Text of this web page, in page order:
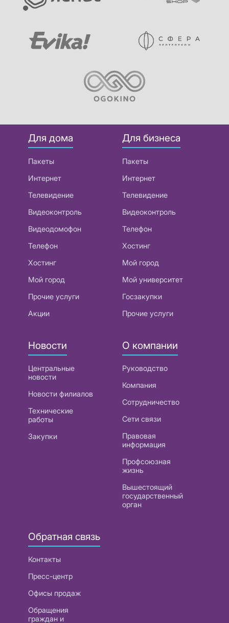
Для дома
Пакеты
Интернет
Телевидение
Видеоконтроль
Видеодомофон
Телефон
Хостинг
Мой город
Прочие услуги
Акции
Для бизнеса
Пакеты
Интернет
Телевидение
Видеоконтроль
Телефон
Хостинг
Мой город
Мой университет
Госзакупки
Прочие услуги
Новости
Центральные
новости
Новости филиалов
Технические
работы
Закупки
О компании
Руководство
Компания
Сотрудничество
Сети связи
Правовая
информация
Профсоюзная
жизнь
Вышестоящий
государственный
орган
Обратная связь
Контакты
Пресс-центр
Офисы продаж
Обращения
граждан и